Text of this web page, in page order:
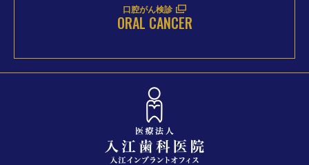
口腔がん検診
ORAL CANCER